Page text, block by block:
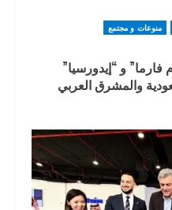
منوعات و مجتمع
و “إيدورسيا”
والمشرق العربي